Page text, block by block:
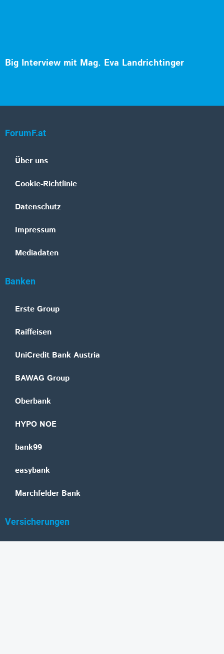
Big Interview mit Mag. Eva Landrichtinger
ForumF.at
Über uns
Cookie-Richtlinie
Datenschutz
Impressum
Mediadaten
Banken
Erste Group
Raiffeisen
UniCredit Bank Austria
BAWAG Group
Oberbank
HYPO NOE
bank99
easybank
Marchfelder Bank
Versicherungen